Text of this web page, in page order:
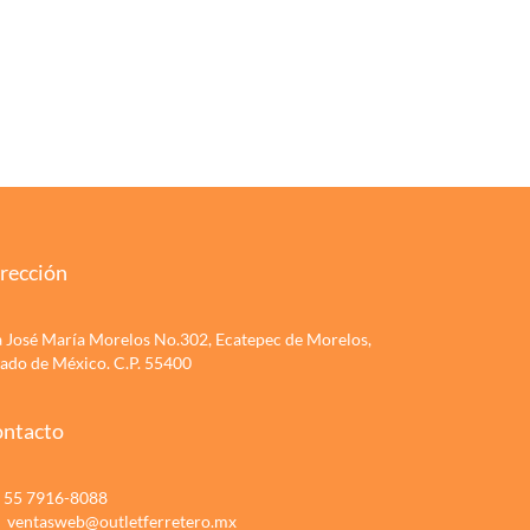
José María Morelos No.302, Ecatepec de Morelos,
de México. C.P. 55400
55 7916-8088
ventasweb@outletferretero.mx